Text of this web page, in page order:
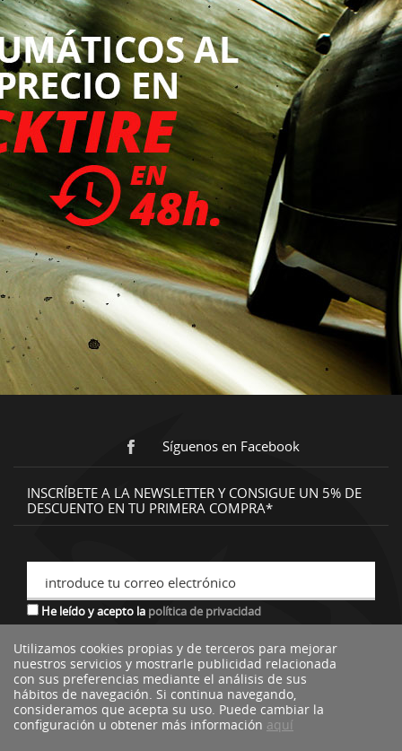
Síguenos en Facebook
INSCRÍBETE A LA NEWSLETTER Y CONSIGUE UN 5% DE
DESCUENTO EN TU PRIMERA COMPRA*
introduce tu correo electrónico
He leído y acepto la política de privacidad
*descuento no acumulable a otras ofertas o promociones.
Utilizamos cookies propias y de terceros para mejorar
nuestros servicios y mostrarle publicidad relacionada
con sus preferencias mediante el análisis de sus
hábitos de navegación. Si continua navegando,
consideramos que acepta su uso. Puede cambiar la
configuración u obtener más información aquí